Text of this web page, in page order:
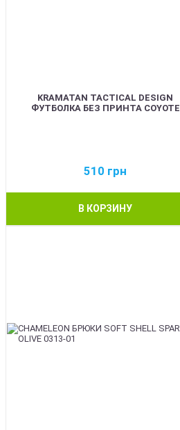
KRAMATAN TACTICAL DESIGN
ФУТБОЛКА БЕЗ ПРИНТА COYOTE
510 грн
В КОРЗИНУ